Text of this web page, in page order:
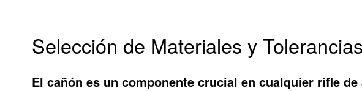
Selección de Materiales y
El cañón es un componente crucial en cualquier rifle